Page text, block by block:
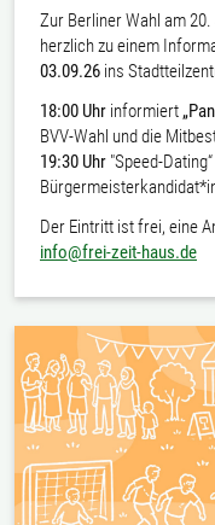
Zur Berliner Wahl am
herzlich zu einem
03.09.26 ins
18:00 Uhr informiert
BVV-Wahl und die
19:30 Uhr "Speed-
Der Eintritt ist frei, eine
info@frei-zeit-haus.de